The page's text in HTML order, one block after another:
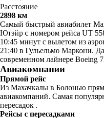
Расстояние
2898 км
Самый быстрый авиабилет
Ютэйр с номером рейса UT
10:45 минут с вылетом из
21:40 в Гульельмо Маркони.
современном лайнере Boeing
Авиакомпании
Прямой рейс
Из Махачкалы в Болонью
авиакомпаний. Самая
пересадок .
Рейсы с пересадками